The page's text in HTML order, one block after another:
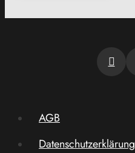
AGB
Datenschutzerklärung